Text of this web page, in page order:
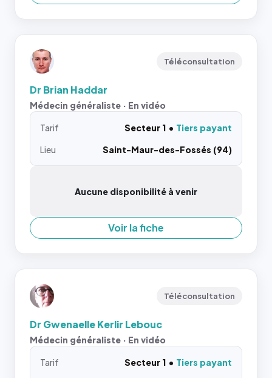
Téléconsultation
Dr Brian Haddar
Médecin généraliste · En vidéo
Tarif Secteur 1
Tiers payant
Lieu
Saint-Maur-des-Fossés (94)
Aucune disponibilité à venir
Voir la fiche
Téléconsultation
Dr Gwenaelle Kerlir Lebouc
Médecin généraliste · En vidéo
Tarif Secteur 1
Tiers payant